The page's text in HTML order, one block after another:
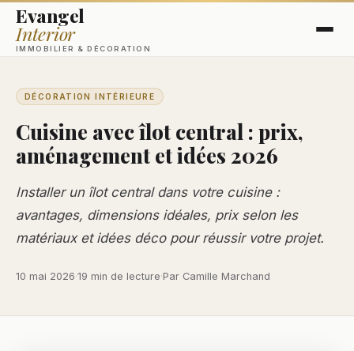
Evangel
Interior
IMMOBILIER & DÉCORATION
DÉCORATION INTÉRIEURE
Cuisine avec îlot central : prix,
aménagement et idées 2026
Installer un îlot central dans votre cuisine :
avantages, dimensions idéales, prix selon les
matériaux et idées déco pour réussir votre projet.
10 mai 2026·19 min de lecture·Par Camille Marchand